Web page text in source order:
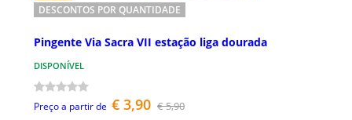
DESCONTOS POR QUANTIDADE
Pingente Via Sacra VII estação liga dourada
DISPONÍVEL
Preço a partir de € 3,90 € 5,90